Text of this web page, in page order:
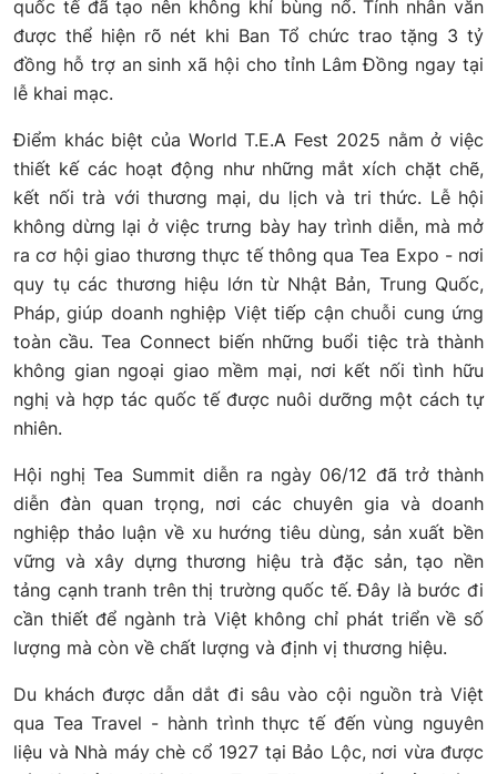
quốc tế đã tạo nên không khí bùng nổ. Tính nhân văn
được thể hiện rõ nét khi Ban Tổ chức trao tặng 3 tỷ
đồng hỗ trợ an sinh xã hội cho tỉnh Lâm Đồng ngay tại
lễ khai mạc.
Điểm khác biệt của World T.E.A Fest 2025 nằm ở việc
thiết kế các hoạt động như những mắt xích chặt chẽ,
kết nối trà với thương mại, du lịch và tri thức. Lễ hội
không dừng lại ở việc trưng bày hay trình diễn, mà mở
ra cơ hội giao thương thực tế thông qua Tea Expo - nơi
quy tụ các thương hiệu lớn từ Nhật Bản, Trung Quốc,
Pháp, giúp doanh nghiệp Việt tiếp cận chuỗi cung ứng
toàn cầu. Tea Connect biến những buổi tiệc trà thành
không gian ngoại giao mềm mại, nơi kết nối tình hữu
nghị và hợp tác quốc tế được nuôi dưỡng một cách tự
nhiên.
Hội nghị Tea Summit diễn ra ngày 06/12 đã trở thành
diễn đàn quan trọng, nơi các chuyên gia và doanh
nghiệp thảo luận về xu hướng tiêu dùng, sản xuất bền
vững và xây dựng thương hiệu trà đặc sản, tạo nền
tảng cạnh tranh trên thị trường quốc tế. Đây là bước đi
cần thiết để ngành trà Việt không chỉ phát triển về số
lượng mà còn về chất lượng và định vị thương hiệu.
Du khách được dẫn dắt đi sâu vào cội nguồn trà Việt
qua Tea Travel - hành trình thực tế đến vùng nguyên
liệu và Nhà máy chè cổ 1927 tại Bảo Lộc, nơi vừa được